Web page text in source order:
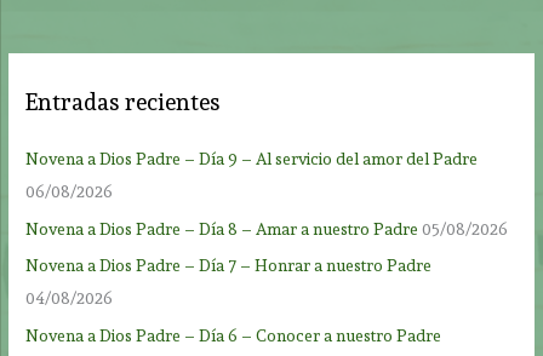
Entradas recientes
Novena a Dios Padre – Día 9 – Al servicio del amor del Padre
06/08/2026
Novena a Dios Padre – Día 8 – Amar a nuestro Padre 05/08/2026
Novena a Dios Padre – Día 7 – Honrar a nuestro Padre
04/08/2026
Novena a Dios Padre – Día 6 – Conocer a nuestro Padre